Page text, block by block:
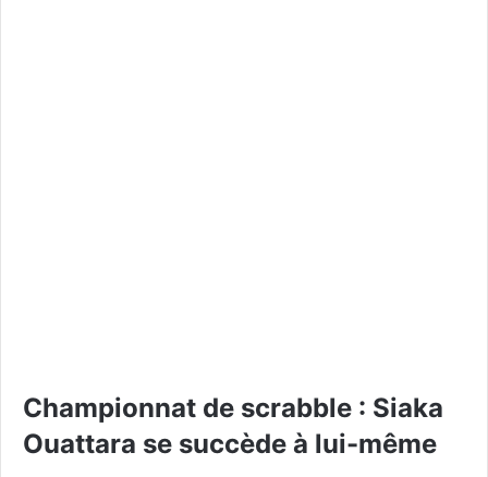
Championnat de scrabble : Siaka
Ouattara se succède à lui-même